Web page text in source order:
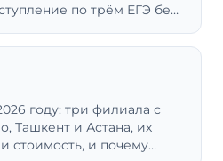
по трём ЕГЭ без
году: три филиала с
Ташкент и Астана, их
стоимость, и почему